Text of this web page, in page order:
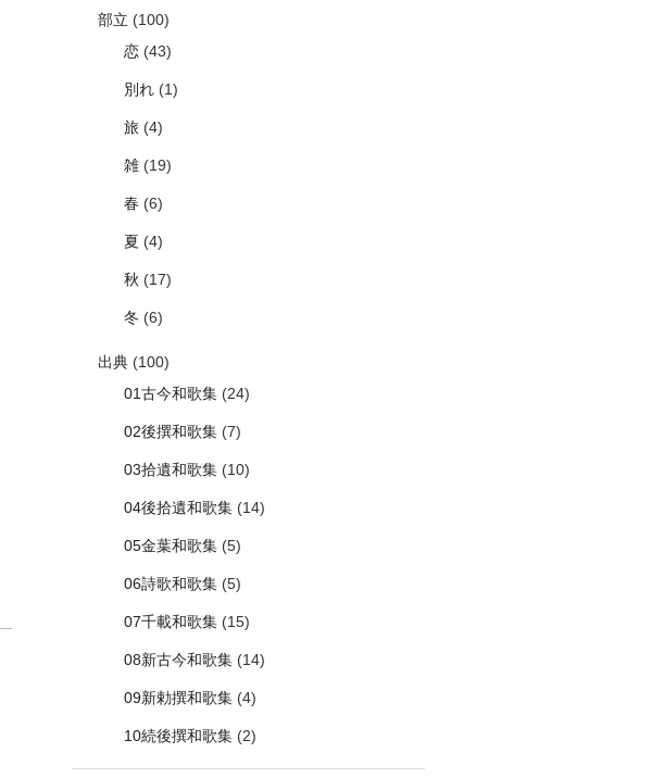
部立 (100)
恋(43)
別れ(1)
旅 (4)
雑(19)
春 (6)
夏 (4)
秋 (17)
冬 (6)
出典(100)
01古今和歌集(24)
02後撰和歌集(7)
03拾遺和歌集(10)
04後拾遺和歌集(14)
05金葉和歌集(5)
06詩歌和歌集(5)
07千載和歌集(15)
08新古今和歌集(14)
09新勅撰和歌集(4)
10続後撰和歌集(2)